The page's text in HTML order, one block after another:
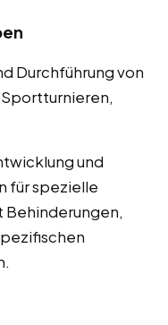
Durchführung von
und
für spezielle
Behinderungen,